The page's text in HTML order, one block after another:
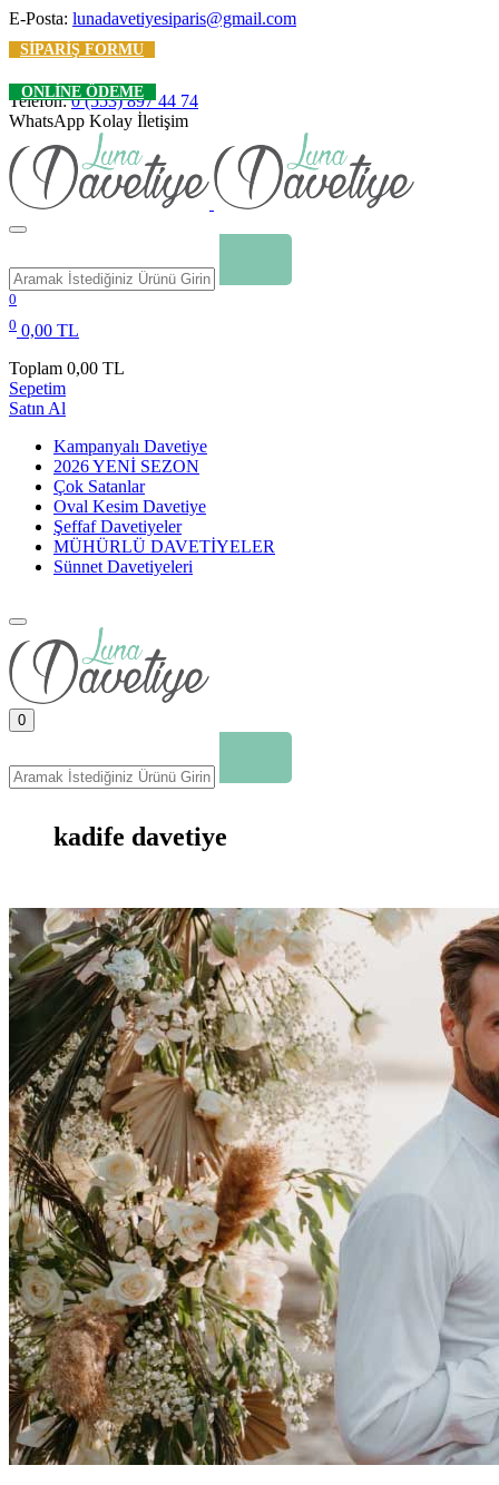
E-Posta: lunadavetiyesiparis@gmail.com
SIPARIŞ FORMU
ONLINE ÖDEME
Telefon:0 (553) 897 44 74
WhatsApp Kolay İletişim
0
0 0,00 TL
Toplam 0,00 TL
Sepetim
Satın Al
Kampanyalı Davetiye
2026 YENİ SEZON
Çok Satanlar
Oval Kesim Davetiye
Şeffaf Davetiyeler
MÜHÜRLÜ DAVETİYELER
Sünnet Davetiyeleri
0
kadife davetiye